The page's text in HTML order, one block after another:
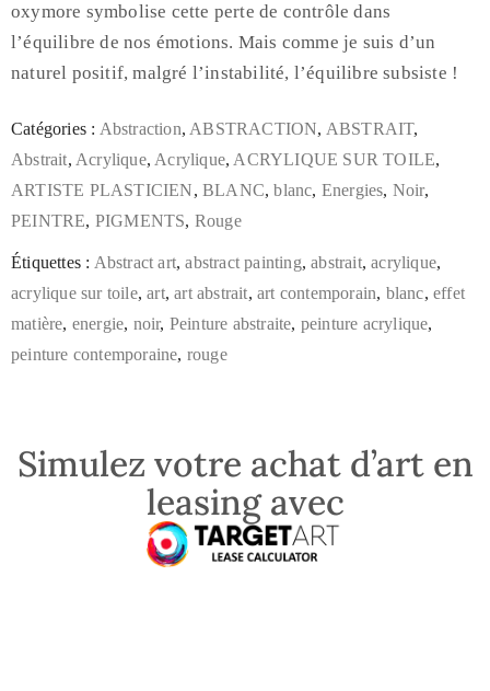
oxymore symbolise cette perte de contrôle dans
l’équilibre de nos émotions. Mais comme je suis d’un
naturel positif, malgré l’instabilité, l’équilibre subsiste !
Catégories : Abstraction, ABSTRACTION, ABSTRAIT,
Abstrait, Acrylique, Acrylique, ACRYLIQUE SUR TOILE,
ARTISTE PLASTICIEN,BLANC,blanc, Energies, Noir,
PEINTRE, PIGMENTS, Rouge
Étiquettes : Abstract art,abstract painting,abstrait,acrylique,
acrylique sur toile,art,art abstrait,art contemporain, blanc,effet
matière, energie, noir, Peinture abstraite, peinture acrylique,
peinture contemporaine, rouge
Simulez votre achat d’art en
leasing avec